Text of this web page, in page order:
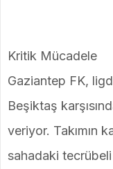
Kritik Mücadele
Gaziantep FK,
Beşiktaş
veriyor. Takımın
sahadaki